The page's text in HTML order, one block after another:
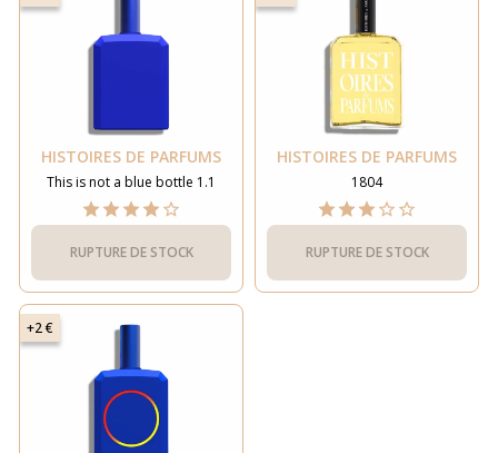
HISTOIRES DE PARFUMS
This is not a blue bottle 1.1
RUPTURE DE STOCK
HISTOIRES DE PARFUMS
1804
RUPTURE DE STOCK
+2 €